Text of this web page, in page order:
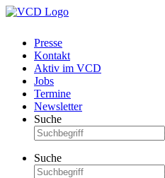
Presse
Kontakt
Aktiv im VCD
Jobs
Termine
Newsletter
Suche
Suche